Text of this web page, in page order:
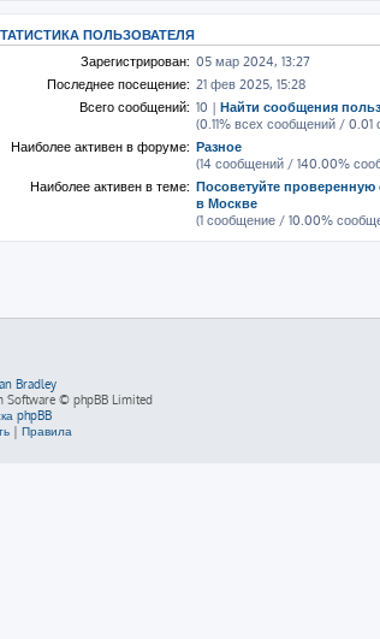
ПОЛЬЗОВАТЕЛЯ
Зарегистрирован: 05 мар 2024, 13:27
Последнее посещение: 21 фев 2025, 15:28
Всего сообщений: 10 |Найти сообщения
(0.11% всех сообщений /
Наиболее активен в форуме: Разное
(14 сообщений / 140.00%
Наиболее активен в теме: Посоветуйте
в Москве
(1 сообщение / 10.00%
Bradley
Software © phpBB Limited
phpBB
| Правила